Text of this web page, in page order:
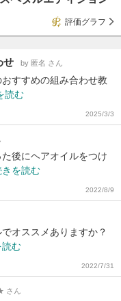
評価グラフ
せ by 匿名 さん
すすめの組み合わせ教
読む
2025/3/3
後にヘアオイルをつけ
きを読む
2022/8/9
オススメありますか？
読む
2022/7/31
さん